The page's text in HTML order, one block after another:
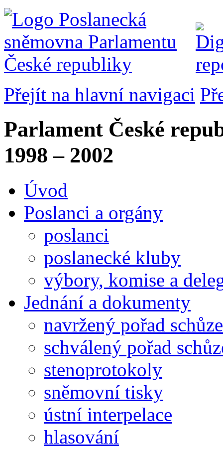
Přejít na hlavní navigaci
Parlament České
1998 – 2002
Úvod
Poslanci a orgány
poslanci
poslanecké kluby
výbory, komise a
Jednání a dokumenty
navržený pořad schůze
schválený pořad
stenoprotokoly
sněmovní tisky
ústní interpelace
hlasování